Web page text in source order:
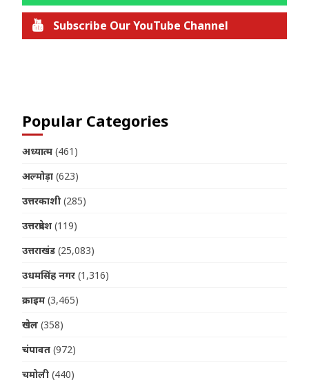
Subscribe Our YouTube Channel
Popular Categories
अध्यात्म (461)
अल्मोड़ा (623)
उत्तरकाशी (285)
उत्तरप्रदेश (119)
उत्तराखंड (25,083)
उधमसिंह नगर (1,316)
क्राइम (3,465)
खेल (358)
चंपावत (972)
चमोली (440)